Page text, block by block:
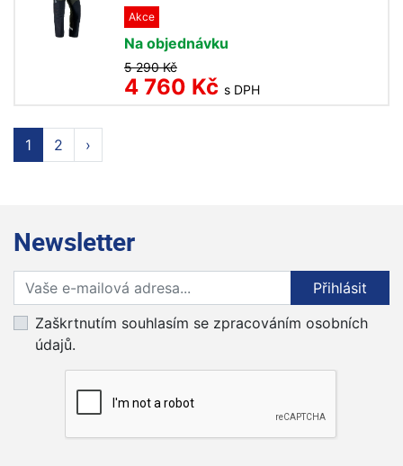
Akce
Na objednávku
5 290 Kč
4 760 Kč s DPH
1 2 ›
Newsletter
Přihlaste se k odběru novinek
Přihlásit
Zaškrtnutím souhlasím se zpracováním osobních
údajů.